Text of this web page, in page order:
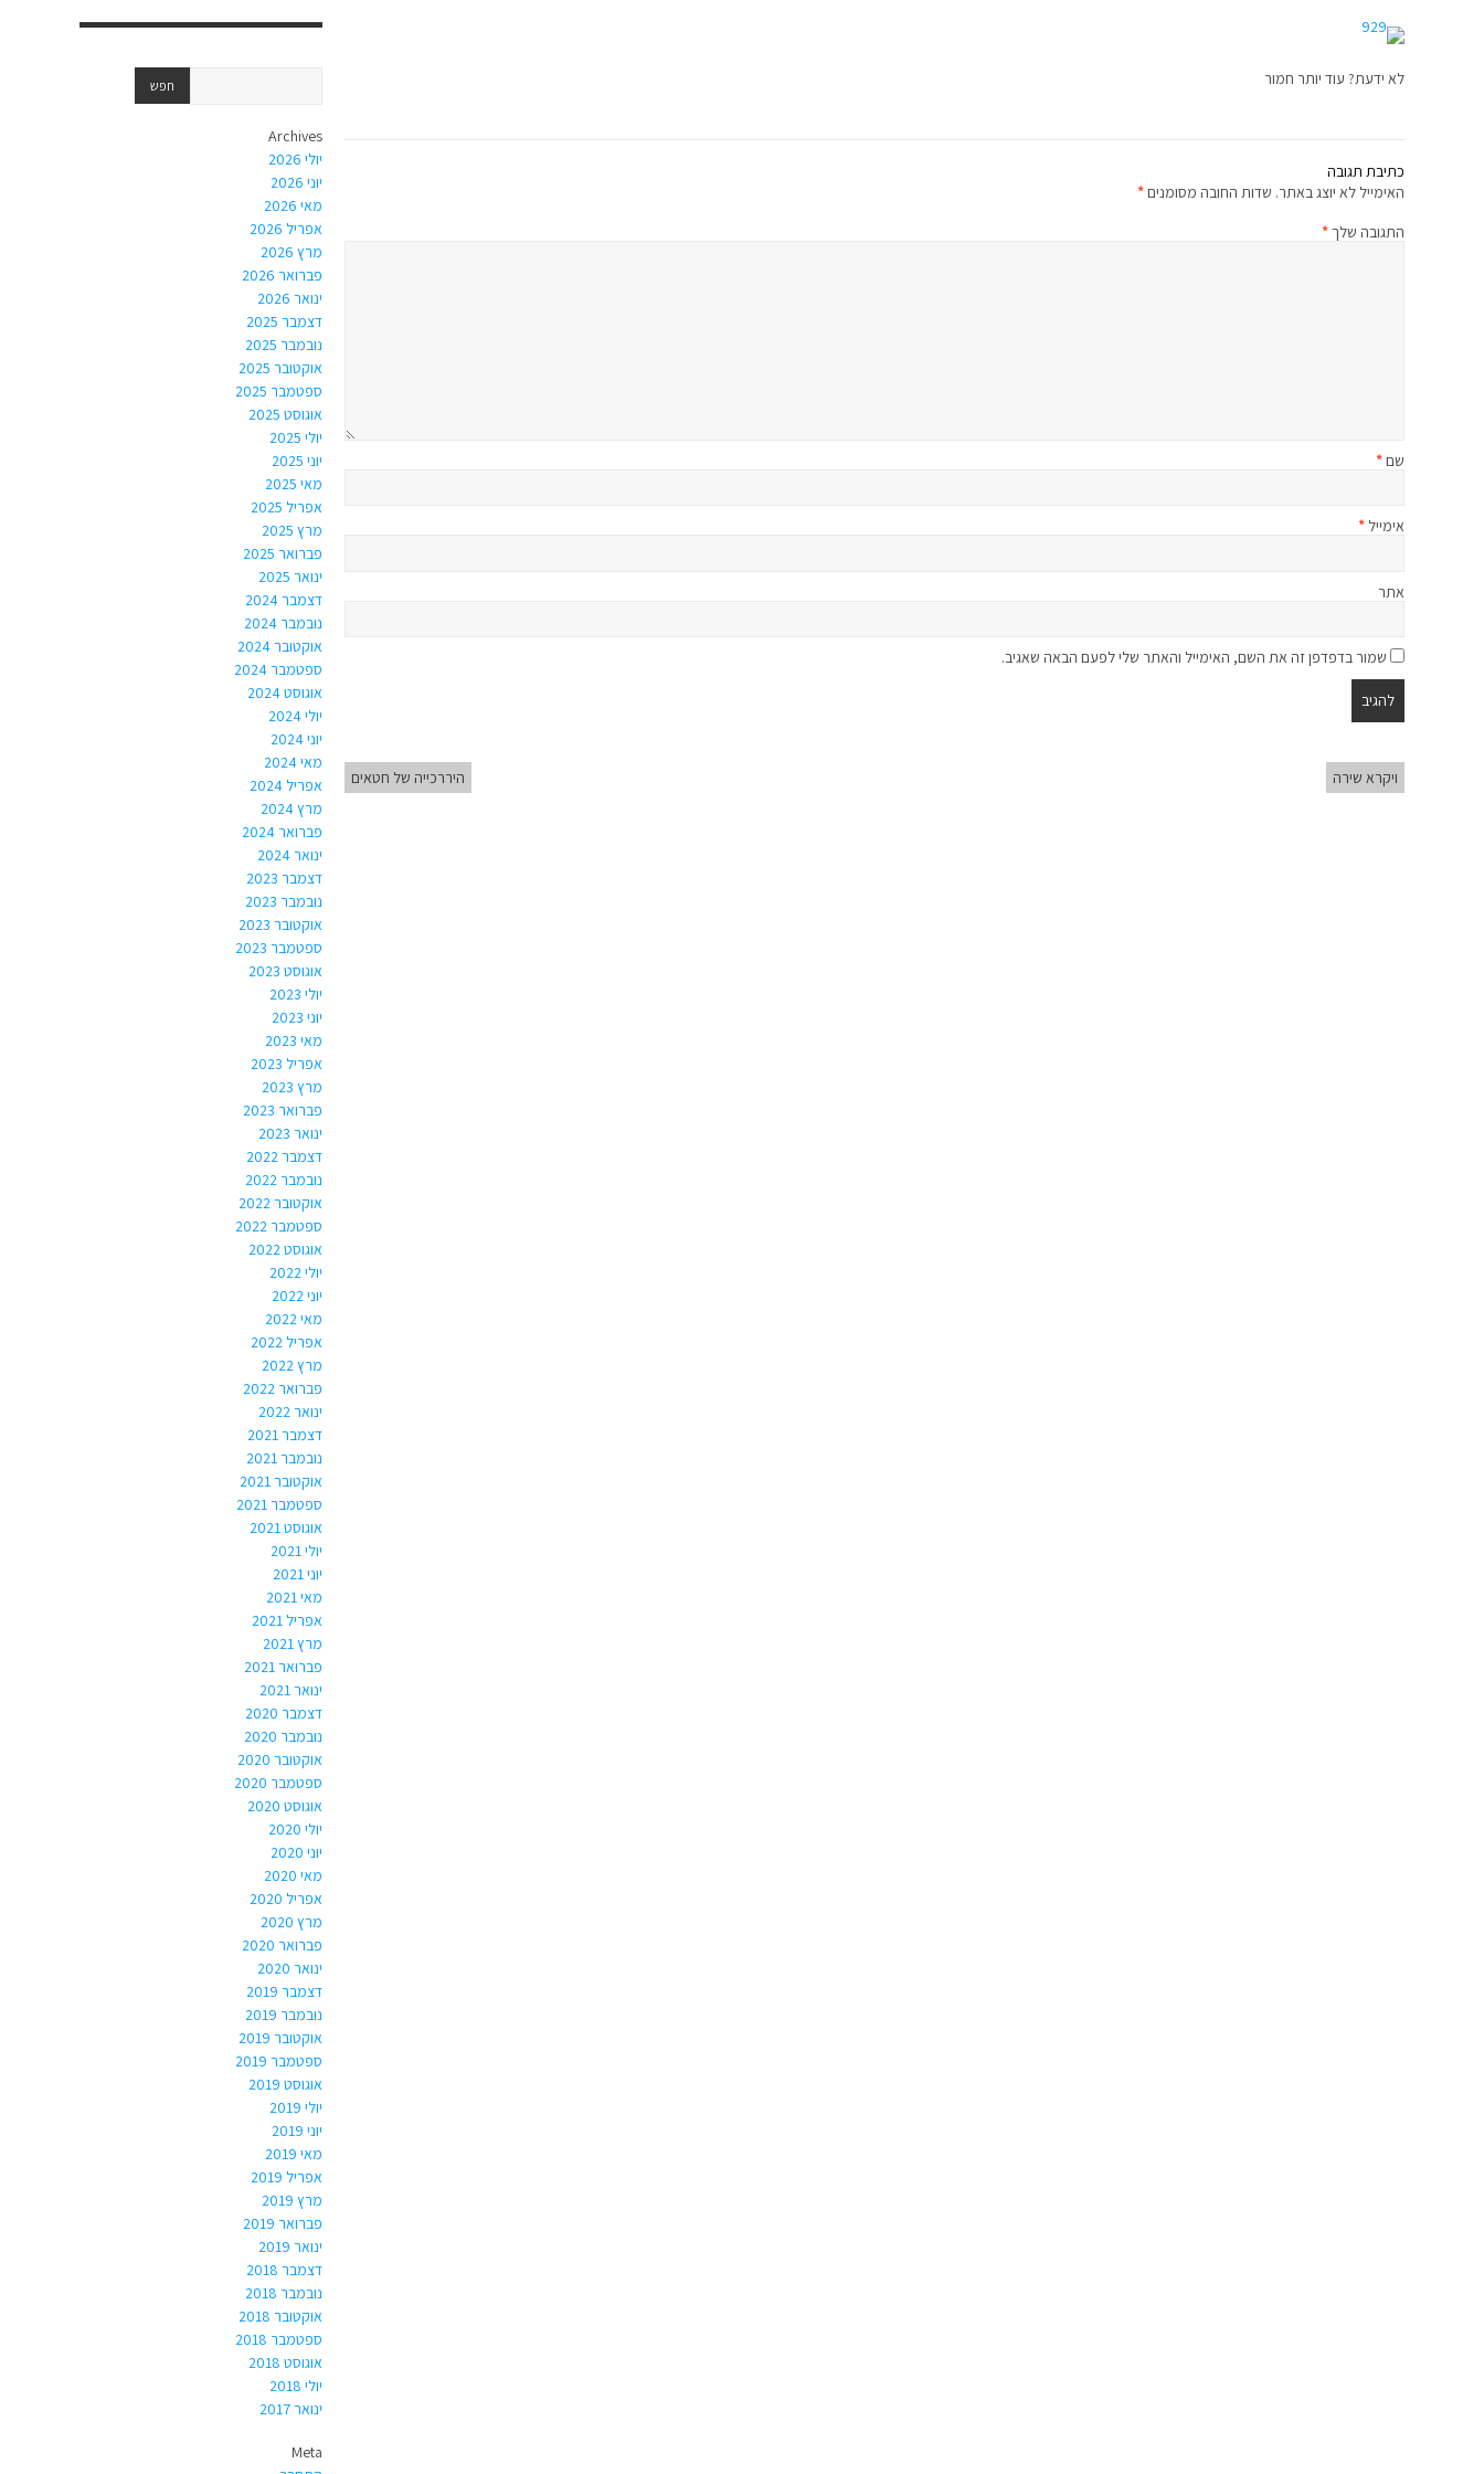
לא ידעת? עוד יותר חמור
כתיבת תגובה
האימייל לא יוצג באתר. שדות החובה מסומנים*
התגובה שלך*
שם*
אימייל *
אתר
שמור בדפדפן זה את השם, האימייל והאתר שלי לפעם הבאה שאגיב.
ויקרא שירה היררכייה של חטאים
Archives
יולי 2026
יוני 2026
מאי 2026
אפריל 2026
מרץ 2026
פברואר 2026
ינואר 2026
דצמבר 2025
נובמבר 2025
אוקטובר 2025
ספטמבר 2025
אוגוסט 2025
יולי 2025
יוני 2025
מאי 2025
אפריל 2025
מרץ 2025
פברואר 2025
ינואר 2025
דצמבר 2024
נובמבר 2024
אוקטובר 2024
ספטמבר 2024
אוגוסט 2024
יולי 2024
יוני 2024
מאי 2024
אפריל 2024
מרץ 2024
פברואר 2024
ינואר 2024
דצמבר 2023
נובמבר 2023
אוקטובר 2023
ספטמבר 2023
אוגוסט 2023
יולי 2023
יוני 2023
מאי 2023
אפריל 2023
מרץ 2023
פברואר 2023
ינואר 2023
דצמבר 2022
נובמבר 2022
אוקטובר 2022
ספטמבר 2022
אוגוסט 2022
יולי 2022
יוני 2022
מאי 2022
אפריל 2022
מרץ 2022
פברואר 2022
ינואר 2022
דצמבר 2021
נובמבר 2021
אוקטובר 2021
ספטמבר 2021
אוגוסט 2021
יולי 2021
יוני 2021
מאי 2021
אפריל 2021
מרץ 2021
פברואר 2021
ינואר 2021
דצמבר 2020
נובמבר 2020
אוקטובר 2020
ספטמבר 2020
אוגוסט 2020
יולי 2020
יוני 2020
מאי 2020
אפריל 2020
מרץ 2020
פברואר 2020
ינואר 2020
דצמבר 2019
נובמבר 2019
אוקטובר 2019
ספטמבר 2019
אוגוסט 2019
יולי 2019
יוני 2019
מאי 2019
אפריל 2019
מרץ 2019
פברואר 2019
ינואר 2019
דצמבר 2018
נובמבר 2018
אוקטובר 2018
ספטמבר 2018
אוגוסט 2018
יולי 2018
ינואר 2017
Meta